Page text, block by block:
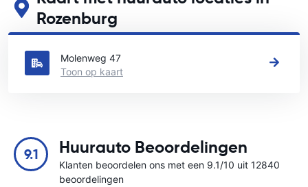
Rozenburg
Zie onze belangrijkste autoverhuur locaties in Rozenburg
Molenweg 47
Toon op kaart
9.1 Huurauto Beoordelingen
Klanten beoordelen ons met een 9.1/10 uit 12840
beoordelingen